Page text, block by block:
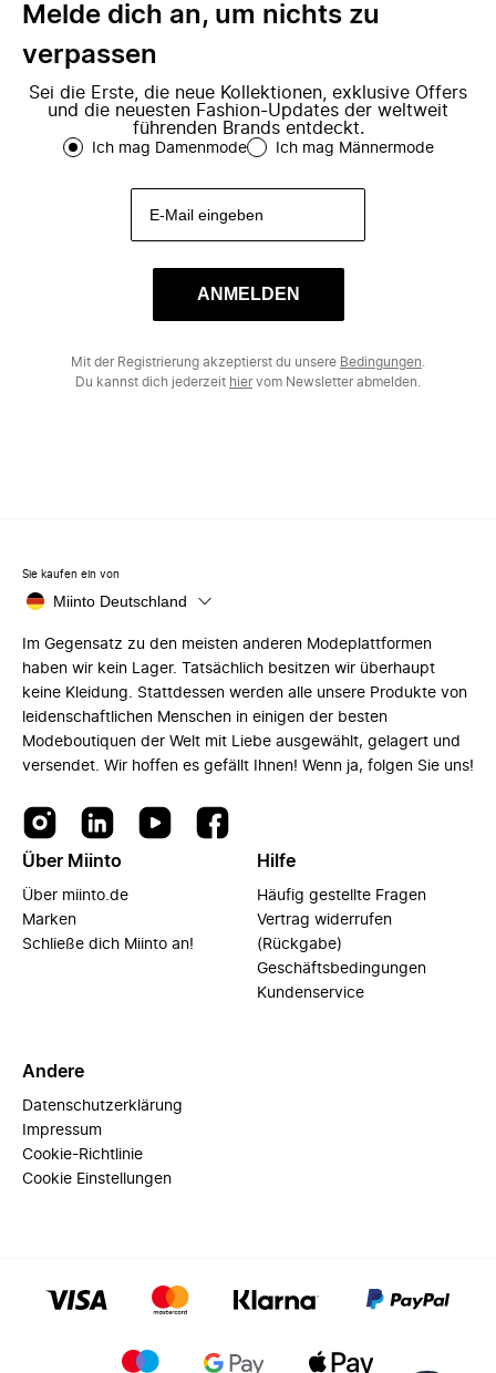
Melde dich an, um nichts zu
verpassen
Sei die Erste, die neue Kollektionen, exklusive Offers
und die neuesten Fashion-Updates der weltweit
führenden Brands entdeckt.
Ich mag Damenmode Ich mag Männermode
ANMELDEN
Mit der Registrierung akzeptierst du unsere Bedingungen
Du kannst dich jederzeit hiervom Newsletter abmelden.
Sie kaufen ein von
Miinto Deutschland
Im Gegensatz zu den meisten anderen Modeplattformen
haben wir kein Lager. Tatsächlich besitzen wir überhaupt
keine Kleidung. Stattdessen werden alle unsere Produkte von
leidenschaftlichen Menschen in einigen der besten
Modeboutiquen der Welt mit Liebe ausgewählt, gelagert und
versendet. Wir hoffen es gefällt Ihnen! Wenn ja, folgen Sie uns!
Über Miinto
Über miinto.de
Marken
Schließe dich Miinto an!
Hilfe
Häufig gestellte Fragen
Vertrag widerrufen
(Rückgabe)
Geschäftsbedingungen
Kundenservice
Andere
Datenschutzerklärung
Impressum
Cookie-Richtlinie
Cookie Einstellungen